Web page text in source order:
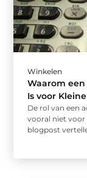
Winkelen
Waarom
Is voor
De rol van een
vooral niet voor
blogpost